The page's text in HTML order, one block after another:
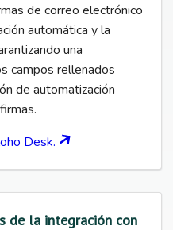
de correo electrónico
automática y la
una
campos rellenados
de automatización
Desk.
de la integración con